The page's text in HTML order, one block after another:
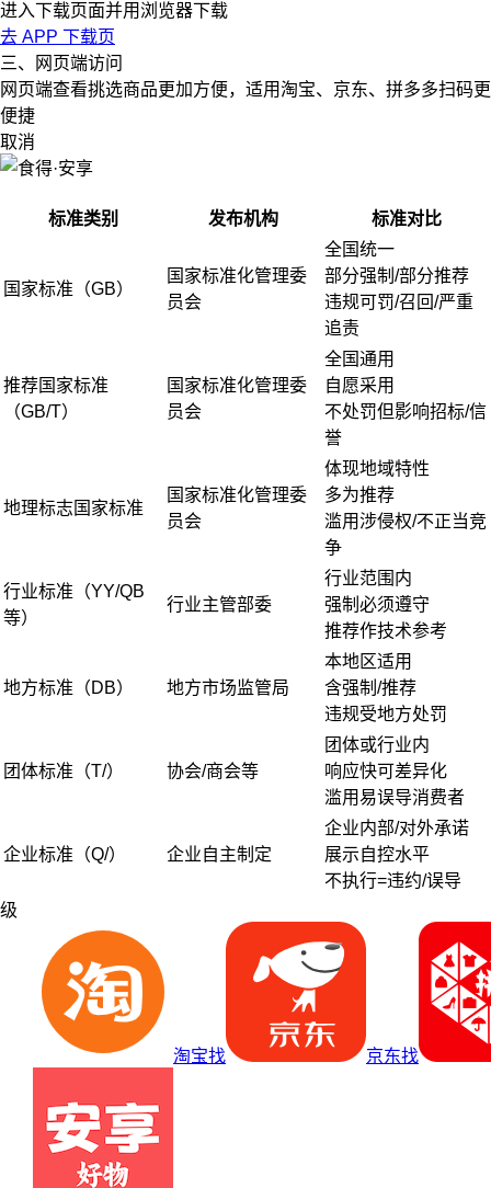
进入下载页面并用浏览器下载
去 APP 下载页
三、网页端访问
网页端查看挑选商品更加方便，适用淘宝、京东、拼多多扫码更
便捷
取消
标准类别 发布机构 标准对比
国家标准（GB）
国家标准化管理委
员会
全国统一
部分强制/部分推荐
违规可罚/召回/严重
追责
推荐国家标准
（GB/T）
国家标准化管理委
员会
全国通用
自愿采用
不处罚但影响招标/信
誉
地理标志国家标准
国家标准化管理委
员会
体现地域特性
多为推荐
滥用涉侵权/不正当竞
争
行业标准（YY/QB
等）
行业主管部委
行业范围内
强制必须遵守
推荐作技术参考
地方标准（DB） 地方市场监管局
本地区适用
含强制/推荐
违规受地方处罚
团体标准（T/） 协会/商会等
团体或行业内
响应快可差异化
滥用易误导消费者
企业标准（Q/） 企业自主制定
企业内部/对外承诺
展示自控水平
不执行=违约/误导
级
淘宝找 京东找